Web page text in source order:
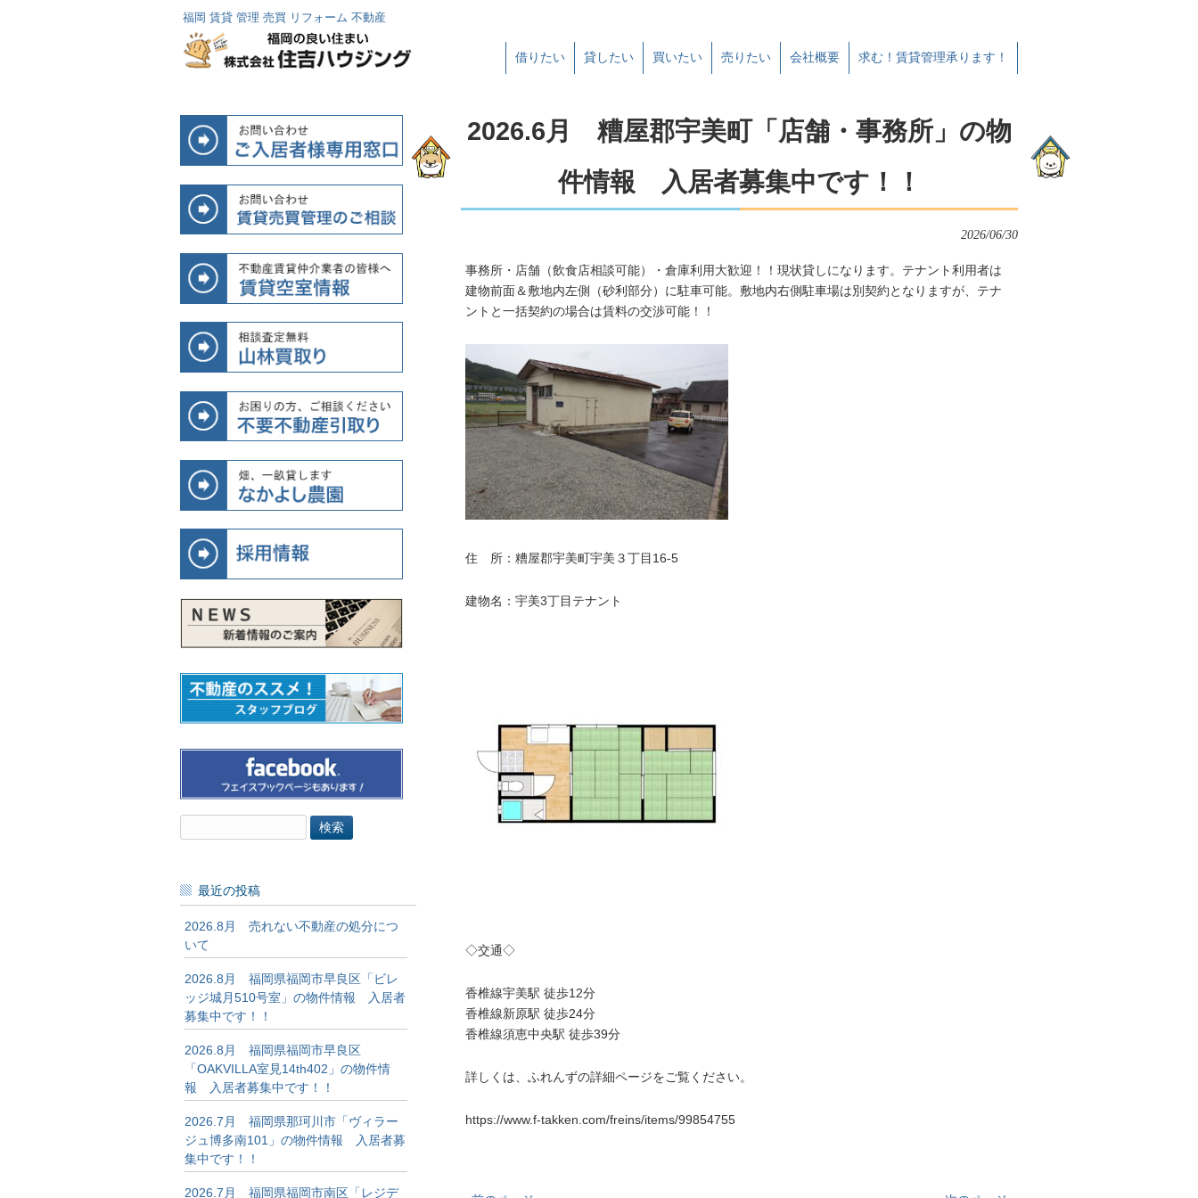
福岡 賃貸 管理 売買 リフォーム 不動産
借りたい 貸したい 買いたい 売りたい 会社概要 求む！賃貸管理承ります！
2026.6月 糟屋郡宇美町「店舗・事務所」の物
件情報 入居者募集中です！！
2026/06/30
事務所・店舗（飲食店相談可能）・倉庫利用大歓迎！！現状貸しになります。テナント利用者は
建物前面＆敷地内左側（砂利部分）に駐車可能。敷地内右側駐車場は別契約となりますが、テナ
ントと一括契約の場合は賃料の交渉可能！！
住 所：糟屋郡宇美町宇美３丁目16-5
建物名：宇美3丁目テナント
◇交通◇
香椎線宇美駅 徒歩12分
香椎線新原駅 徒歩24分
香椎線須恵中央駅 徒歩39分
詳しくは、ふれんずの詳細ページをご覧ください。
https://www.f-takken.com/freins/items/99854755
最近の投稿
2026.8月 売れない不動産の処分につ
いて
2026.8月 福岡県福岡市早良区「ビレ
ッジ城月510号室」の物件情報 入居者
募集中です！！
2026.8月 福岡県福岡市早良区
「OAKVILLA室見14th402」の物件情
報 入居者募集中です！！
2026.7月 福岡県那珂川市「ヴィラー
ジュ博多南101」の物件情報 入居者募
集中です！！
2026.7月 福岡県福岡市南区「レジデ